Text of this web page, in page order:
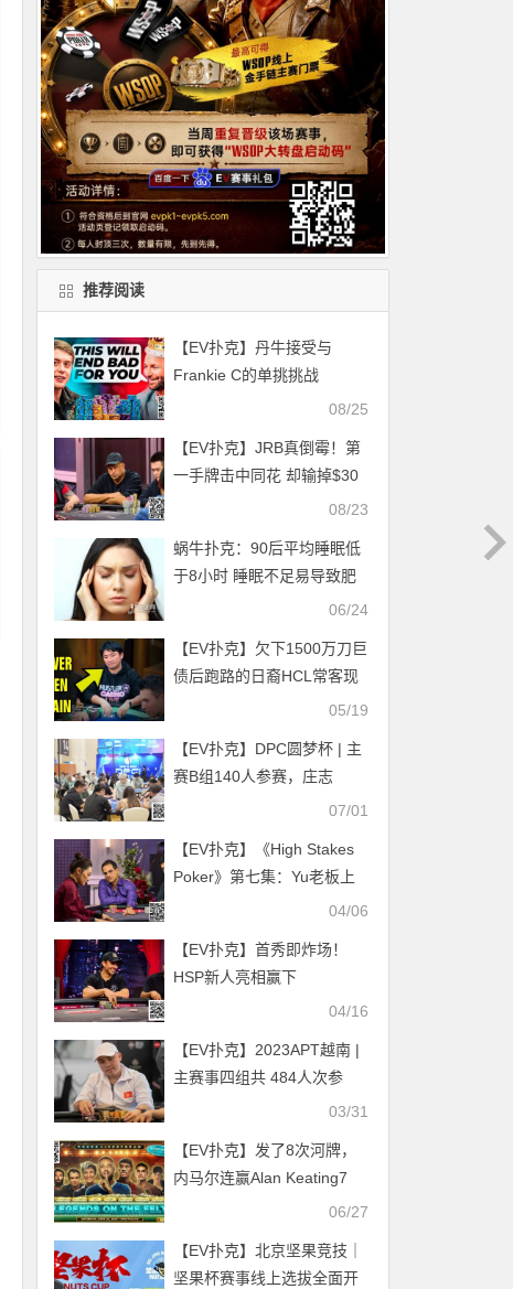
推荐阅读
【EV扑克】丹牛接受与
Frankie C的单挑挑战
08/25
【EV扑克】JRB真倒霉！第
一手牌击中同花 却输掉$30
08/23
蜗牛扑克：90后平均睡眠低
于8小时 睡眠不足易导致肥
06/24
【EV扑克】欠下1500万刀巨
债后跑路的日裔HCL常客现
05/19
【EV扑克】DPC圆梦杯 | 主
赛B组140人参赛，庄志
29.35w记分领衔33人晋级；
赛桂冠！
07/01
【EV扑克】《High Stakes
Poker》第七集：Yu老板上
场就输啊，咋这么倒霉……
04/06
【EV扑克】首秀即炸场！
HSP新人亮相赢下
04/16
【EV扑克】2023APT越南 |
主赛事四组共 484人次参
赛，主赛截至报名在Day 2
03/31
【EV扑克】发了8次河牌，
内马尔连赢Alan Keating7
06/27
【EV扑克】北京坚果竞技｜
坚果杯赛事线上选拔全面开